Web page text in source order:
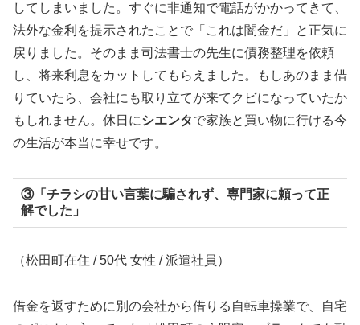
してしまいました。すぐに非通知で電話がかかってきて、
法外な金利を提示されたことで「これは闇金だ」と正気に
戻りました。そのまま司法書士の先生に債務整理を依頼
し、将来利息をカットしてもらえました。もしあのまま借
りていたら、会社にも取り立てが来てクビになっていたか
もしれません。休日にシエンタで家族と買い物に行ける今
の生活が本当に幸せです。
③「チラシの甘い言葉に騙されず、専門家に頼って正
解でした」
（松田町在住 / 50代 女性 / 派遣社員）
借金を返すために別の会社から借りる自転車操業で、自宅